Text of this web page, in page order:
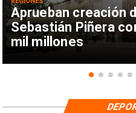
Aprueban creación
Sebastián Piñera
mil millones